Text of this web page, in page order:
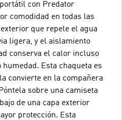
con Predator
comodidad en todas las
que repele el agua
ligera, y el aislamiento
conserva el calor incluso
Esta chaqueta es
convierte en la compañera
sobre una camiseta
de una capa exterior
protección. Esta